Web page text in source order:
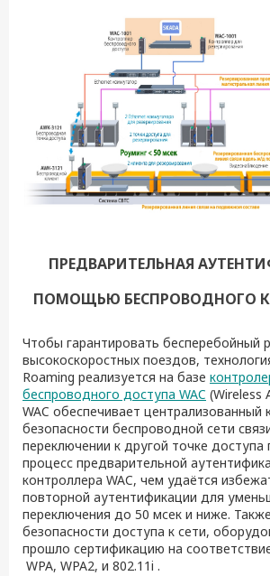
ПРЕДВАРИТЕЛЬНАЯ
ПОМОЩЬЮ БЕСПРОВОДНОГО
Чтобы гарантировать бесперебойный
высокоскоростных поездов,
Roaming реализуется на базе
беспроводного доступа WAC (Wireless
WAC обеспечивает централизованный
безопасности беспроводной сети
переключении к другой точке доступа
процесс предварительной
контроллера WAC, чем удаётся
повторной аутентификации для
переключения до 50 мсек и ниже.
безопасности доступа к сети,
прошло сертификацию на
WPA, WPA2, и 802.11i .